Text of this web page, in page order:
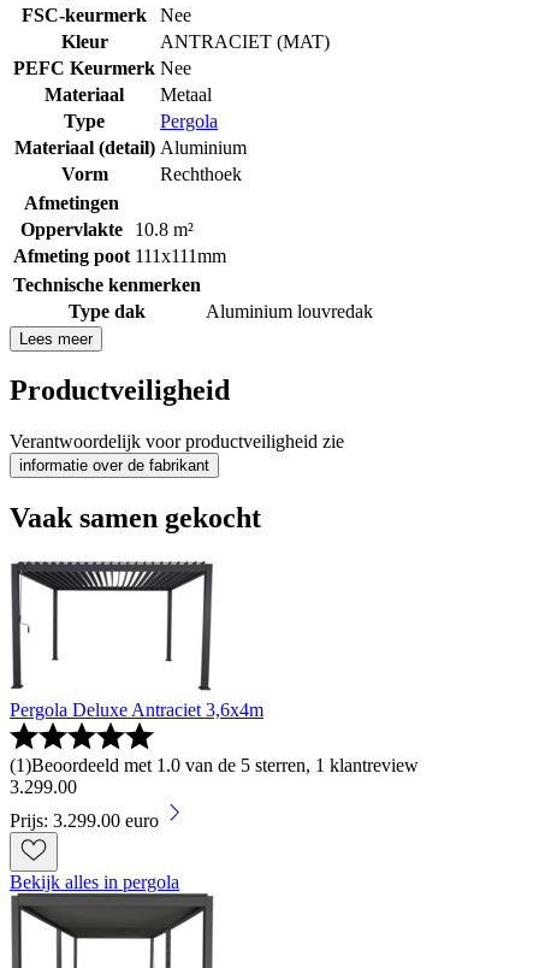
FSC-keurmerk
Nee
Kleur
ANTRACIET (MAT)
PEFC Keurmerk Nee
Materiaal
Metaal
Type
Pergola
Materiaal (detail) Aluminium
Vorm
Rechthoek
Afmetingen
Oppervlakte
10.8 m²
Afmeting poot 111x111mm
Technische kenmerken
Type dak
Aluminium louvredak
Lees meer
Productveiligheid
Verantwoordelijk voor productveiligheid zie
informatie over de fabrikant
Vaak samen gekocht
Pergola Deluxe Antraciet 3,6x4m
(1)Beoordeeld met 1.0 van de 5 sterren, 1 klantreview
3.299.00
Prijs: 3.299.00 euro
Bekijk alles in pergola